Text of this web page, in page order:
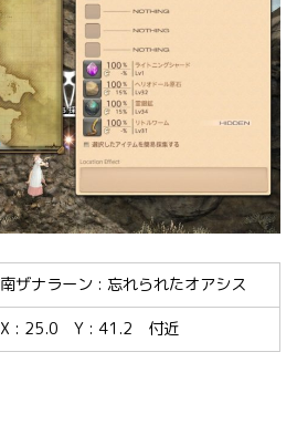
南ザナラーン : 忘れられたオアシス
X : 25.0 Y : 41.2 付近